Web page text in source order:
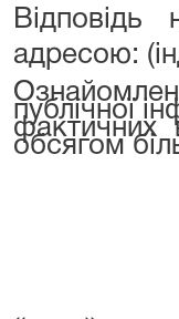
адресою:
публічної
фактичних
обсягом